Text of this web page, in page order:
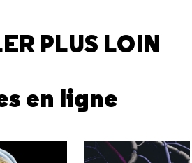
PLUS LOIN
en ligne